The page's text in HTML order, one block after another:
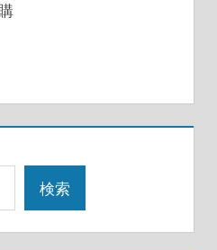
検索